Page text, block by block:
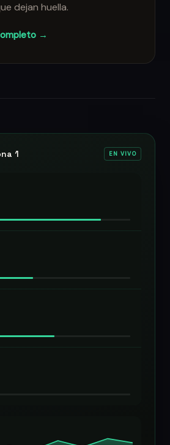
dejan huella.
→
1 EN VIVO